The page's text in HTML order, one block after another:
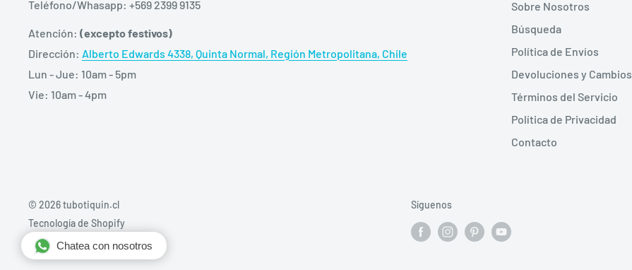
Teléfono/Whasapp: +569 2399 9135
Atención: (excepto festivos)
Dirección: Alberto Edwards 4338, Quinta Normal, Región Metropolitana, Chile
Lun - Jue: 10am - 5pm
Vie: 10am - 4pm
Sobre Nosotros
Búsqueda
Política de Envíos
Devoluciones y Cambios
Términos del Servicio
Política de Privacidad
Contacto
© 2026 tubotiquin.cl
Tecnología de Shopify
Síguenos
Chatea con nosotros